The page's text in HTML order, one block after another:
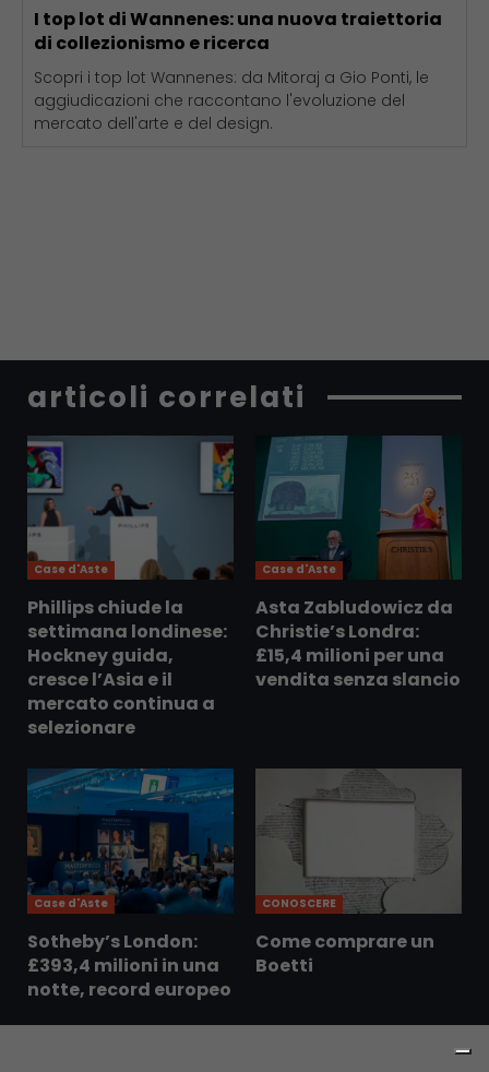
I top lot di Wannenes: una nuova traiettoria
di collezionismo e ricerca
Scopri i top lot Wannenes: da Mitoraj a Gio Ponti, le
aggiudicazioni che raccontano l'evoluzione del
mercato dell'arte e del design.
articoli correlati
Case d'Aste
Phillips chiude la
settimana londinese:
Hockney guida,
cresce l’Asia e il
mercato continua a
selezionare
Case d'Aste
Asta Zabludowicz da
Christie’s Londra:
£15,4 milioni per una
vendita senza slancio
Case d'Aste
Sotheby’s London:
£393,4 milioni in una
notte, record europeo
CONOSCERE
Come comprare un
Boetti